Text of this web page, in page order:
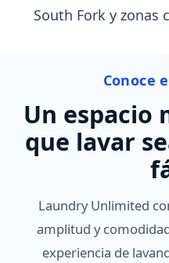
South Fork y zonas
Conoce
Un espacio
que lavar
Laundry Unlimited
amplitud y
experiencia de